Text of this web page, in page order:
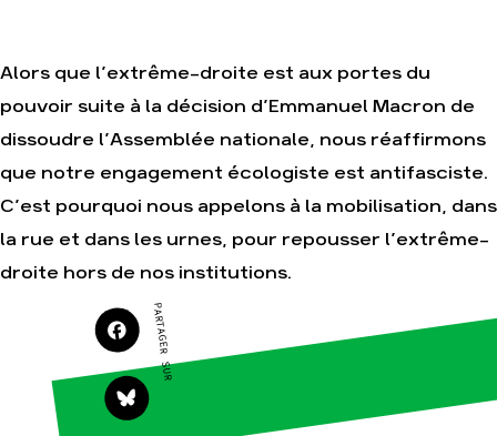
Agir
terrain
Agir au quotidien
Soutenir les
Transmettre tout
ou partie de son
patrimoine
Télécharger
gratuitement les
guides éco-
citoyens
Nos
thématiques
Climat – Énergie
Surproduction
Agriculture
Forêts
Alors que l’extrême-droite est aux portes du
pouvoir suite à la décision d’Emmanuel Macron de
dissoudre l’Assemblée nationale, nous réaffirmons
que notre engagement écologiste est antifasciste.
C’est pourquoi nous appelons à la mobilisation, dans
la rue et dans les urnes, pour repousser l’extrême-
droite hors de nos institutions.
PARTAGER SUR